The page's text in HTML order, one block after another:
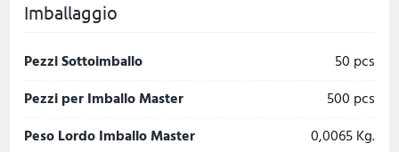
Imballaggio
Pezzi Sottoimballo
50 pcs
Pezzi per Imballo Master
500 pcs
Peso Lordo Imballo Master
0,0065 Kg.